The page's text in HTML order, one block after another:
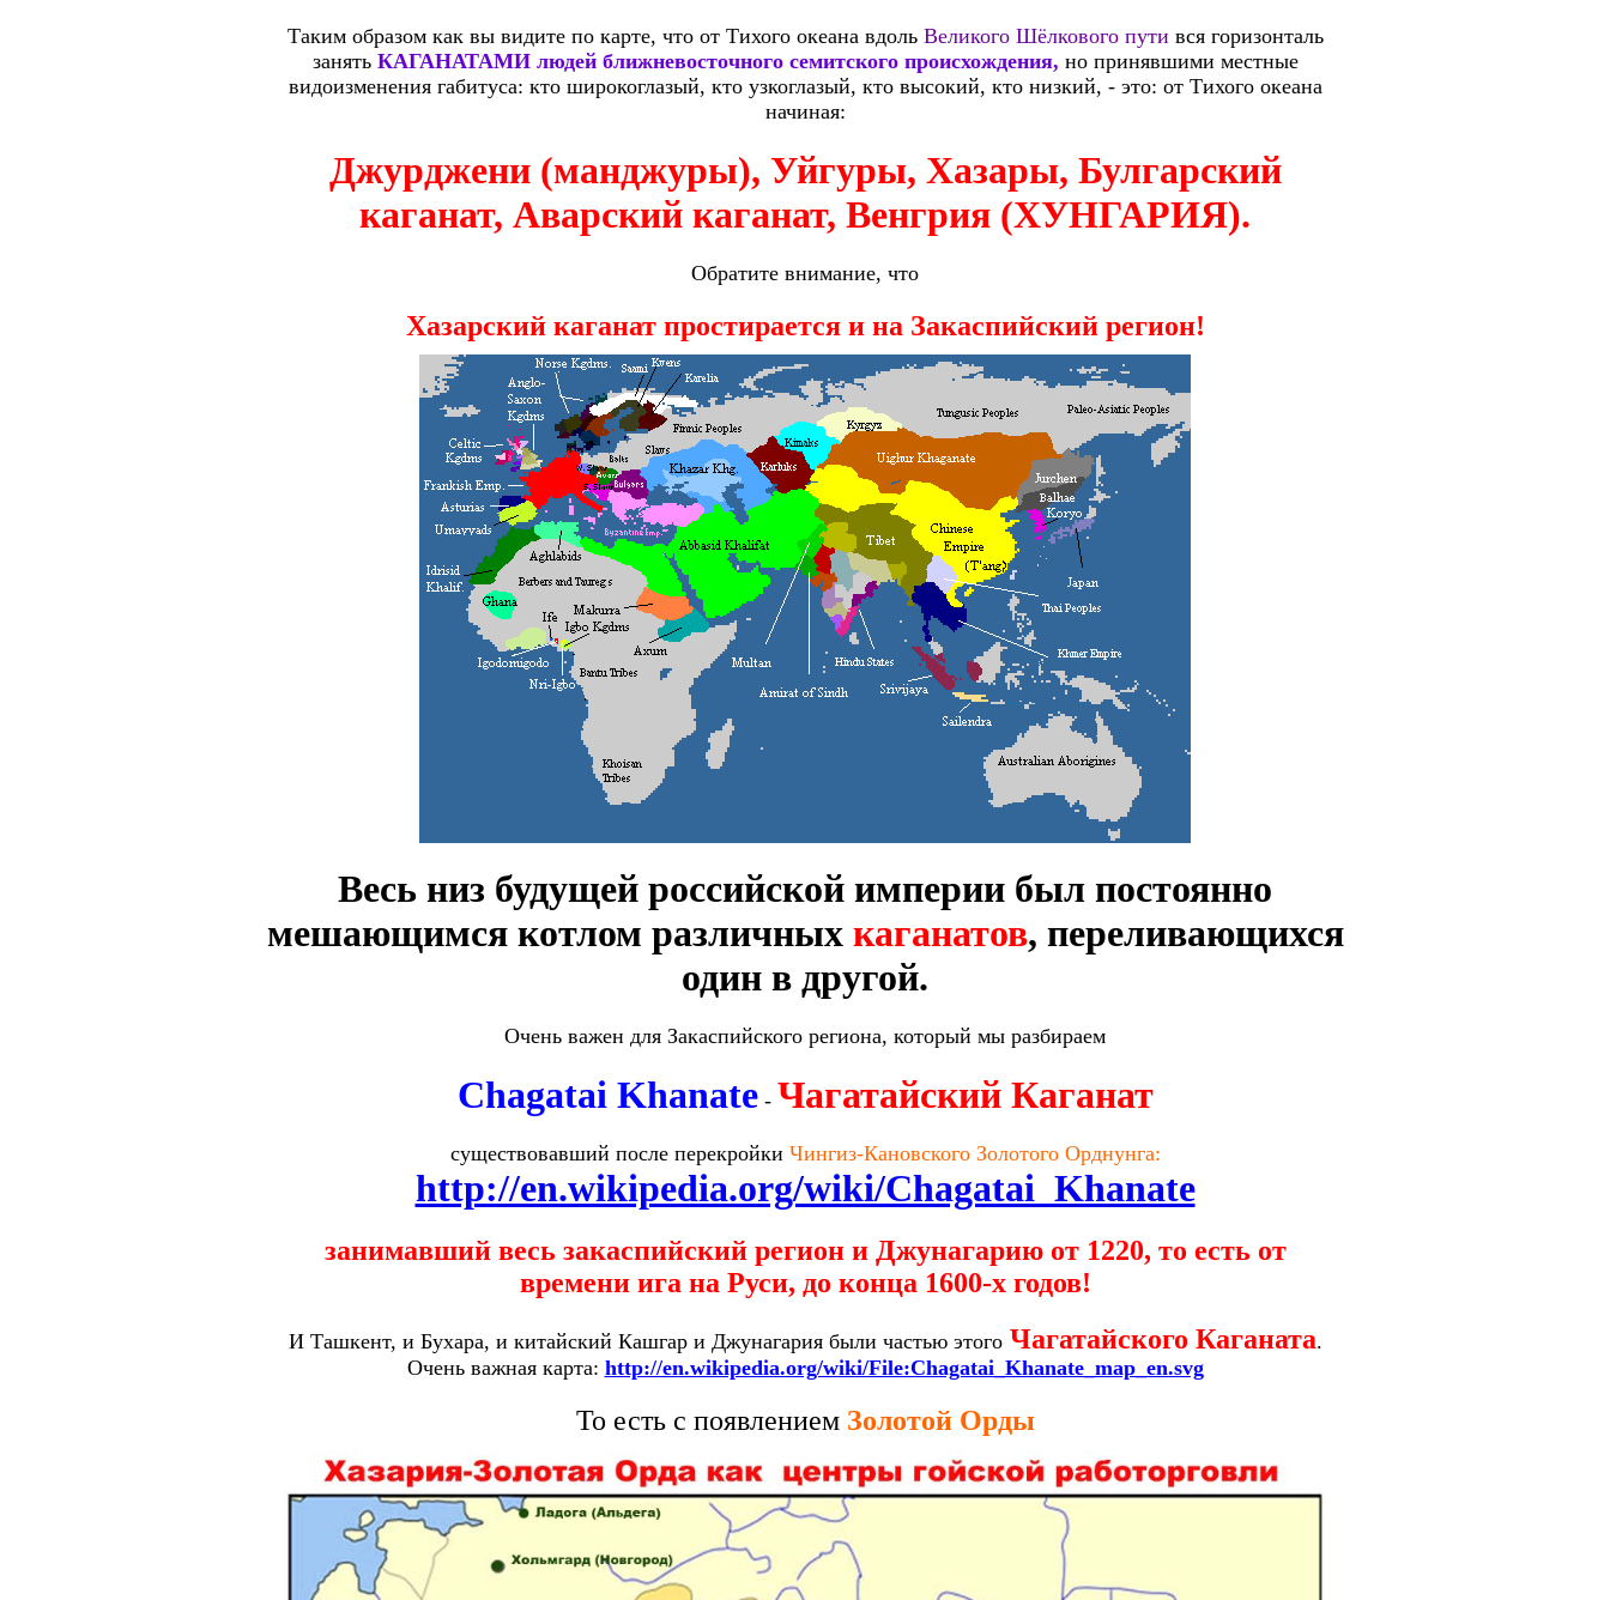
Таким образом как вы видите по карте, что от Тихого океана вдоль Великого Шёлкового пути вся горизонталь
занять КАГАНАТАМИ людей ближневосточного семитского происхождения, но принявшими местные
видоизменения габитуса: кто широкоглазый, кто узкоглазый, кто высокий, кто низкий, - это: от Тихого океана
начиная:
Джурджени (манджуры), Уйгуры, Хазары, Булгарский
каганат, Аварский каганат, Венгрия (ХУНГАРИЯ).
Обратите внимание, что
Хазарский каганат простирается и на Закаспийский регион!
Весь низ будущей российской империи был постоянно
мешающимся котлом различных каганатов, переливающихся
один в другой.
Очень важен для Закаспийского региона, который мы разбираем
Chagatai Khanate- Чагатайский Каганат
существовавший после перекройки Чингиз-Кановского Золотого Орднунга:
http://en.wikipedia.org/wiki/Chagatai_Khanate
занимавший весь закаспийский регион и Джунагарию от 1220, то есть от
времени ига на Руси, до конца 1600-х годов!
И Ташкент, и Бухара, и китайский Кашгар и Джунагария были частью этого Чагатайского Каганата.
Очень важная карта: http://en.wikipedia.org/wiki/File:Chagatai_Khanate_map_en.svg
То есть с появлением Золотой Орды